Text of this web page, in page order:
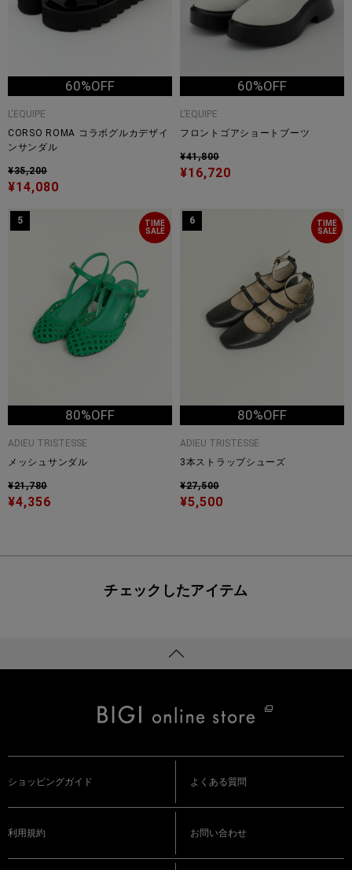
60%OFF
L'EQUIPE
CORSO ROMA コラボグルカデザイ
ンサンダル
¥35,200
¥14,080
60%OFF
L'EQUIPE
フロントゴアショートブーツ
¥41,800
¥16,720
TIME
SALE
5
80%OFF
ADIEU TRISTESSE
メッシュサンダル
¥21,780
¥4,356
TIME
SALE
6
80%OFF
ADIEU TRISTESSE
3本ストラップシューズ
¥27,500
¥5,500
チェックしたアイテム
ショッピングガイド よくある質問
利用規約 お問い合わせ